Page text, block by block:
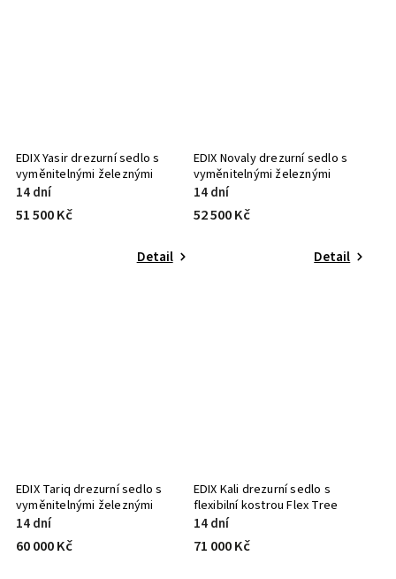
EDIX Yasir drezurní sedlo s
vyměnitelnými železnými
komorami Soft Tree
14 dní
51 500 Kč
Detail
EDIX Novaly drezurní sedlo s
vyměnitelnými železnými
komorami Soft Tree
14 dní
52 500 Kč
Detail
EDIX Tariq drezurní sedlo s
vyměnitelnými železnými
komorami Soft Tree
14 dní
60 000 Kč
EDIX Kali drezurní sedlo s
flexibilní kostrou Flex Tree
14 dní
71 000 Kč